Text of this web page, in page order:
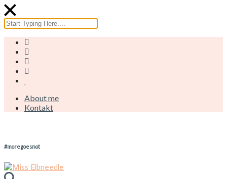
About me
Kontakt
#moregoesnot